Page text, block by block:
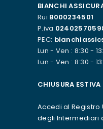
BIANCHI
Rui B000234501
P.iva
PEC:
Lun - Ven : 8:30 -
Lun - Ven : 8:30 -
CHIUSURA
Accedi al Registro
degli Intermediari